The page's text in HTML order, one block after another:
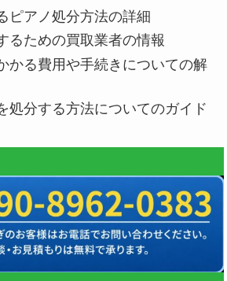
ピアノ処分方法の詳細
るための買取業者の情報
かる費用や手続きについての解
処分する方法についてのガイド